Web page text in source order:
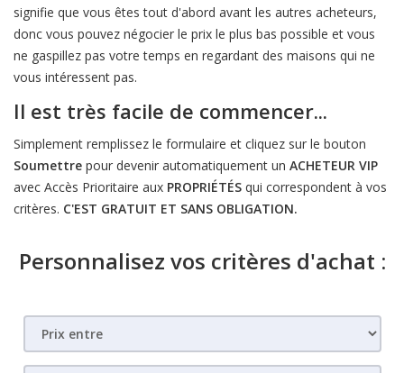
signifie que vous êtes tout d'abord avant les autres acheteurs,
donc vous pouvez négocier le prix le plus bas possible et vous
ne gaspillez pas votre temps en regardant des maisons qui ne
vous intéressent pas.
Il est très facile de commencer...
Simplement remplissez le formulaire et cliquez sur le bouton
Soumettre pour devenir automatiquement un ACHETEUR VIP
avec Accès Prioritaire aux PROPRIÉTÉS qui correspondent à vos
critères. C'EST GRATUIT ET SANS OBLIGATION.
Personnalisez vos critères d'achat :